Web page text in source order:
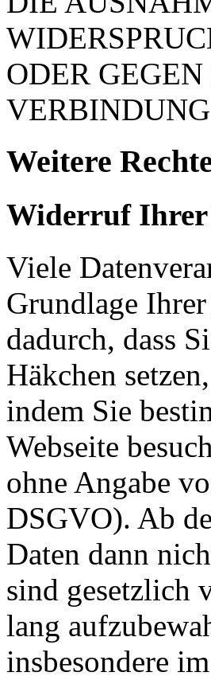
ODER
Weitere
Widerruf Ihrer
Viele
Grundlage
dadurch, dass
Häkchen
indem Sie
Webseite
ohne Angabe
DSGVO). Ab
Daten dann
sind gesetzlich
lang
insbesondere